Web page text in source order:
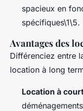
spacieux en
spécifiques\1\5.
Avantages des
Différenciez entre
location à long
Location à